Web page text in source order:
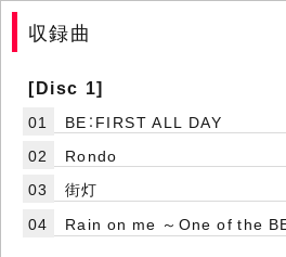
収録曲
[Disc 1]
01
BE：FIRST ALL DAY
02
Rondo
03
街灯
04
Rain on me ～One of the